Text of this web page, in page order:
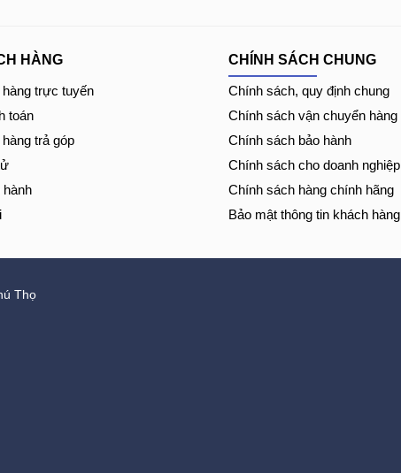
HÀNG
trực tuyến
toán
trả góp
CHÍNH SÁCH CHUNG
Chính sách, quy định chung
Chính sách vận chuyển hàng
Chính sách bảo hành
Chính sách cho doanh nghiệp
Chính sách hàng chính hãng
Bảo mật thông tin khách hàng
Thọ